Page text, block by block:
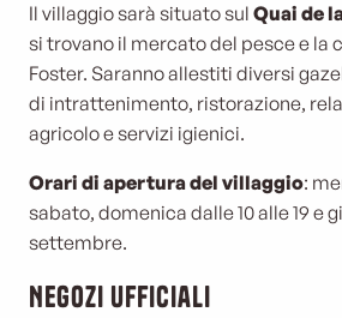
Il villaggio sarà situato sul Quai de
si trovano il mercato del pesce e la
Foster. Saranno allestiti diversi
di intrattenimento, ristorazione,
agricolo e servizi igienici.
Orari di apertura del villaggio:
sabato, domenica dalle 10 alle 19 e
settembre.
Negozi ufficiali